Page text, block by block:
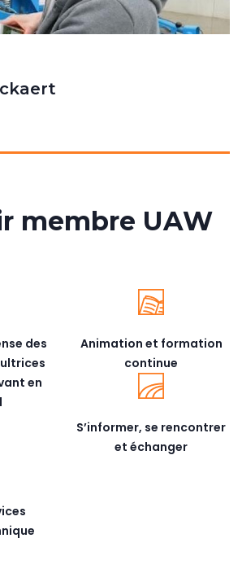
membre UAW
des
en
Animation et formation
continue
S’informer, se rencontrer
et échanger